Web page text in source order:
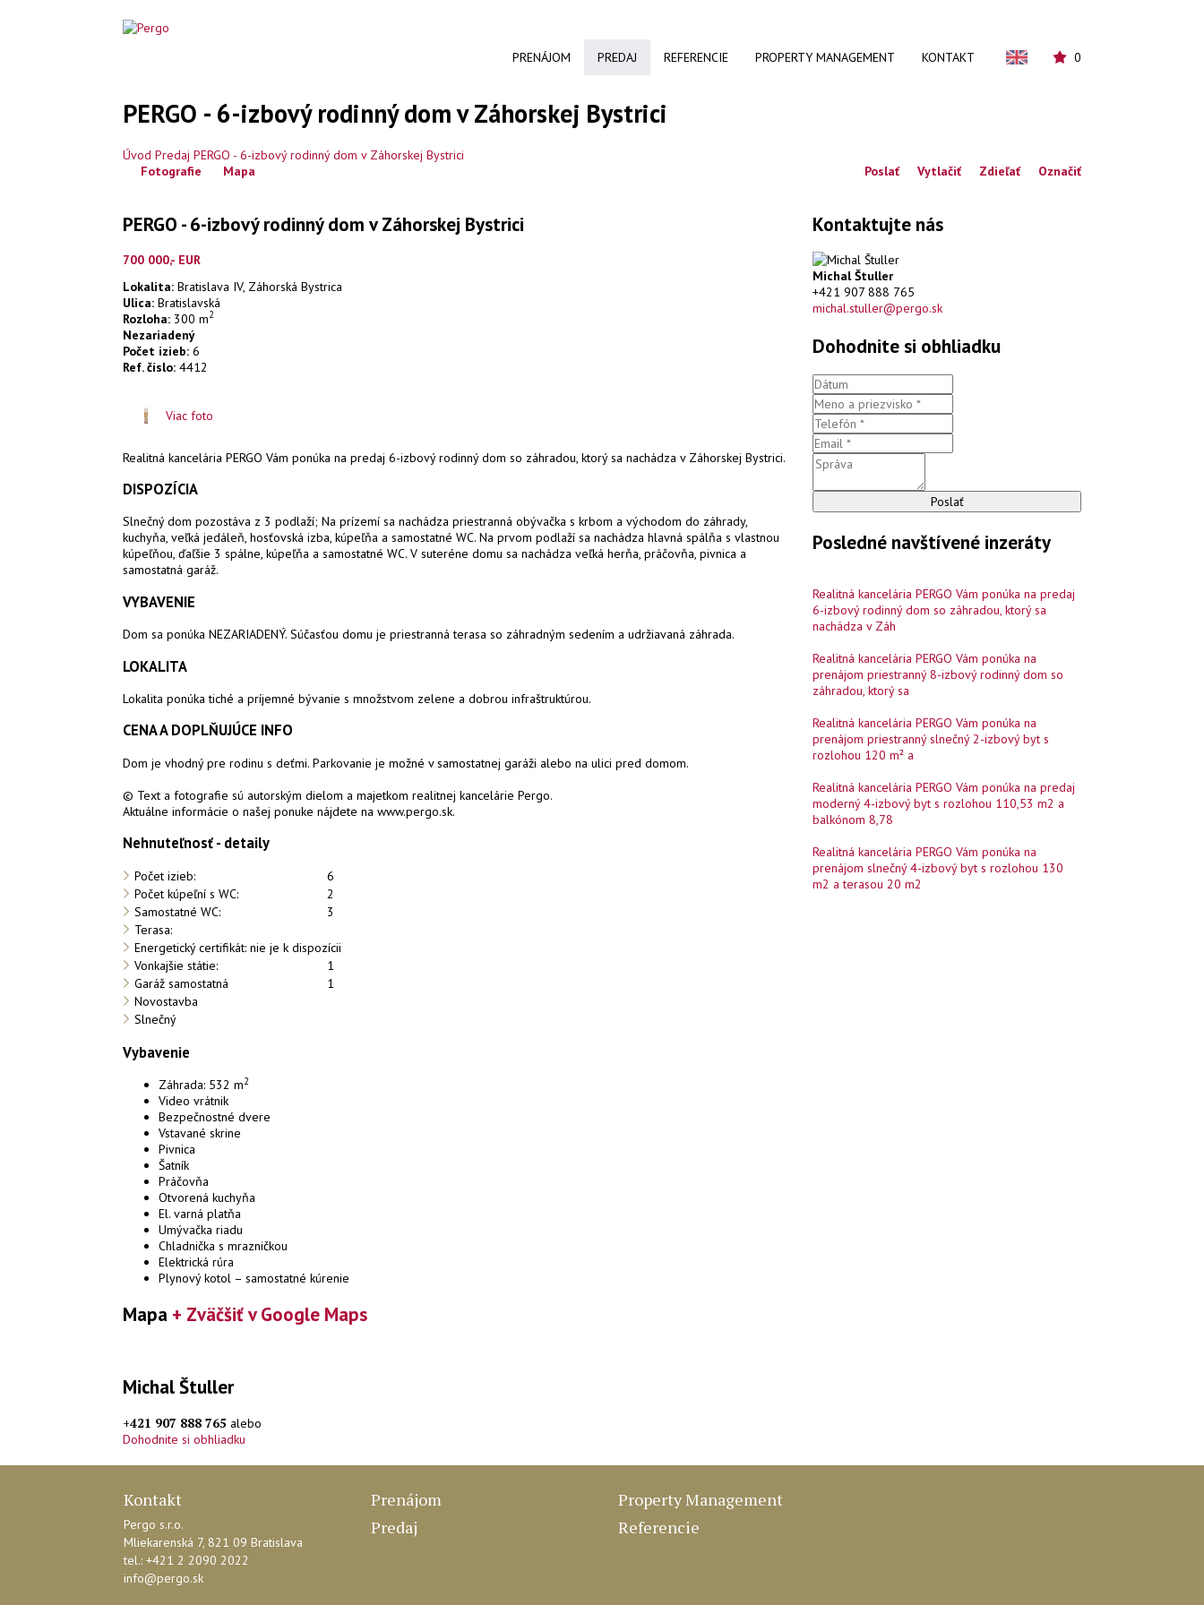
0
PRENÁJOM PREDAJ REFERENCIE PROPERTY MANAGEMENT KONTAKT
PERGO - 6-izbový rodinný dom v Záhorskej Bystrici
Úvod Predaj PERGO - 6-izbový rodinný dom v Záhorskej Bystrici
Fotografie
Mapa Označiť
Zdieľať
Vytlačiť
Poslať
PERGO - 6-izbový rodinný dom v Záhorskej Bystrici
700 000,- EUR
Lokalita: Bratislava IV, Záhorská Bystrica
Ulica: Bratislavská
Rozloha: 300 m2
Nezariadený
Počet izieb: 6
Ref. číslo: 4412
Viac foto
Realitná kancelária PERGO Vám ponúka na predaj 6-izbový rodinný dom so záhradou, ktorý sa nachádza v Záhorskej Bystrici.
DISPOZÍCIA
Slnečný dom pozostáva z 3 podlaží; Na prízemí sa nachádza priestranná obývačka s krbom a východom do záhrady,
kuchyňa, veľká jedáleň, hosťovská izba, kúpeľňa a samostatné WC. Na prvom podlaží sa nachádza hlavná spálňa s vlastnou
kúpeľňou, ďaľšie 3 spálne, kúpeľňa a samostatné WC. V suteréne domu sa nachádza veľká herňa, práčovňa, pivnica a
samostatná garáž.
VYBAVENIE
Dom sa ponúka NEZARIADENÝ. Súčasťou domu je priestranná terasa so záhradným sedením a udržiavaná záhrada.
LOKALITA
Lokalita ponúka tiché a príjemné bývanie s množstvom zelene a dobrou infraštruktúrou.
CENA A DOPLŇUJÚCE INFO
Dom je vhodný pre rodinu s deťmi. Parkovanie je možné v samostatnej garáži alebo na ulici pred domom.
© Text a fotografie sú autorským dielom a majetkom realitnej kancelárie Pergo.
Aktuálne informácie o našej ponuke nájdete na www.pergo.sk.
Nehnuteľnosť - detaily
Počet izieb:
6
Počet kúpeľní s WC:
2
Samostatné WC:
3
Terasa:
Energetický certifikát: nie je k dispozícii
Vonkajšie státie:
1
Garáž samostatná
1
Novostavba
Slnečný
Vybavenie
Záhrada: 532 m2
Video vrátnik
Bezpečnostné dvere
Vstavané skrine
Pivnica
Šatník
Práčovňa
Otvorená kuchyňa
El. varná platňa
Umývačka riadu
Chladnička s mrazničkou
Elektrická rúra
Plynový kotol – samostatné kúrenie
Mapa + Zväčšiť v Google Maps
Michal Štuller
+421 907 888 765 alebo
Dohodnite si obhliadku
Kontaktujte nás
Michal Štuller
+421 907 888 765
michal.stuller@pergo.sk
Dohodnite si obhliadku
Poslať
Posledné navštívené inzeráty
Realitná kancelária PERGO Vám ponúka na predaj
6-izbový rodinný dom so záhradou, ktorý sa
nachádza v Záh
Realitná kancelária PERGO Vám ponúka na
prenájom priestranný 8-izbový rodinný dom so
záhradou, ktorý sa
Realitná kancelária PERGO Vám ponúka na
prenájom priestranný slnečný 2-izbový byt s
rozlohou 120 m² a
Realitná kancelária PERGO Vám ponúka na predaj
moderný 4-izbový byt s rozlohou 110,53 m2 a
balkónom 8,78
Realitná kancelária PERGO Vám ponúka na
prenájom slnečný 4-izbový byt s rozlohou 130
m2 a terasou 20 m2
Kontakt
Pergo s.r.o.
Mliekarenská 7, 821 09 Bratislava
tel.: +421 2 2090 2022
info@pergo.sk
Prenájom
Predaj
Property Management
Referencie